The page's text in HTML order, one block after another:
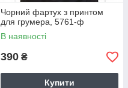
Чорний фартух з принтом
для грумера, 5761-ф
В наявності
390 ₴
Купити